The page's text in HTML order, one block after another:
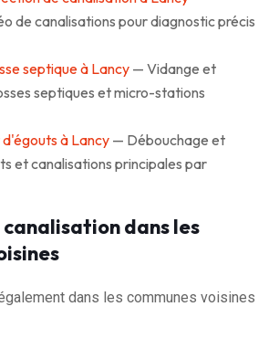
de canalisations pour diagnostic précis
septique à Lancy— Vidange et
septiques et micro-stations
à Lancy — Débouchage et
et canalisations principales par
dans les
dans les communes voisines